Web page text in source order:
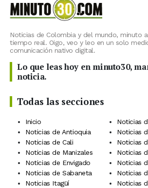
Noticias de Colombia y del mundo, minuto
tiempo real. Oigo, veo y leo en un solo
comunicación nativo digital.
Lo que leas hoy en minuto30,
noticia.
Todas las secciones
Inicio
Noticias
Noticias de Antioquia
Noticias
Noticias de Cali
Noticias
Noticias de Manizales
Noticias
Noticias de Envigado
Noticias
Noticias de Sabaneta
Noticias
Noticias Itagüí
Noticias